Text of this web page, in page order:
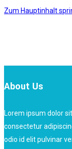
Zum Hauptinhalt
About Us
Lorem ipsum dolor
consectetur
odio id elit pulvinar